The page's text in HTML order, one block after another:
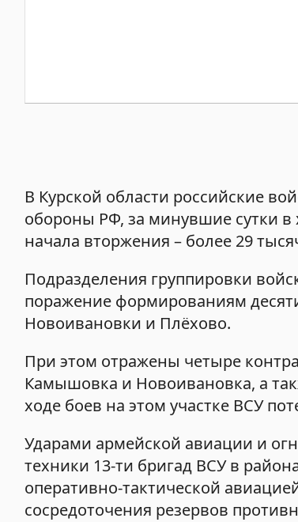
В Курской области российские
обороны РФ, за минувшие сутки в
начала вторжения – более 29
Подразделения группировки
поражение формированиям
Новоивановки и Плёхово.
При этом отражены четыре
Камышовка и Новоивановка, а
ходе боев на этом участке ВСУ
Ударами армейской авиации и
техники 13-ти бригад ВСУ в
оперативно-тактической
сосредоточения резервов